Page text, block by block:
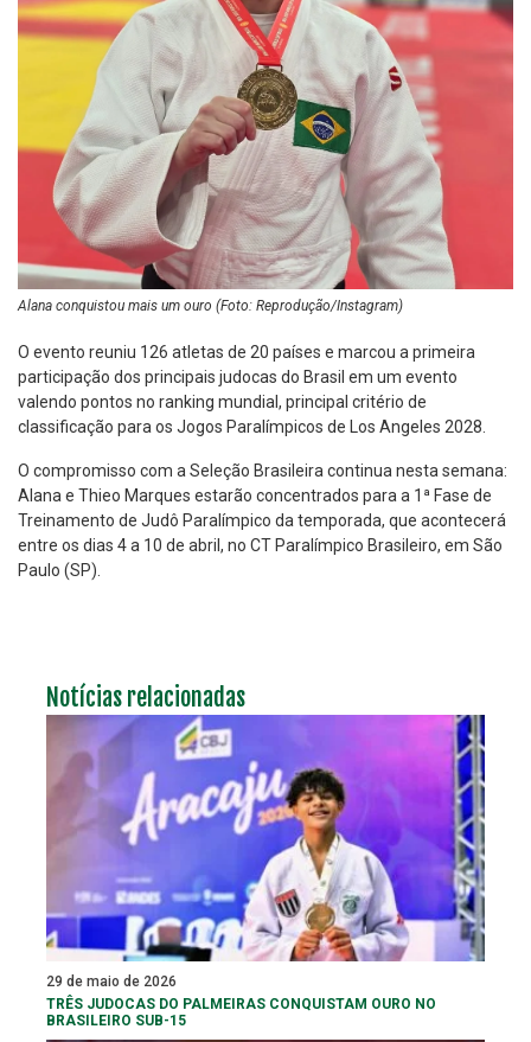
Alana conquistou mais um ouro (Foto: Reprodução/Instagram)
O evento reuniu 126 atletas de 20 países e marcou a primeira
participação dos principais judocas do Brasil em um evento
valendo pontos no ranking mundial, principal critério de
classificação para os Jogos Paralímpicos de Los Angeles 2028.
O compromisso com a Seleção Brasileira continua nesta semana:
Alana e Thieo Marques estarão concentrados para a 1ª Fase de
Treinamento de Judô Paralímpico da temporada, que acontecerá
entre os dias 4 a 10 de abril, no CT Paralímpico Brasileiro, em São
Paulo (SP).
Notícias relacionadas
29 de maio de 2026
TRÊS JUDOCAS DO PALMEIRAS CONQUISTAM OURO NO
BRASILEIRO SUB-15